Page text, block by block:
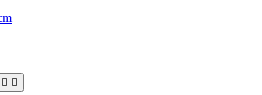
 